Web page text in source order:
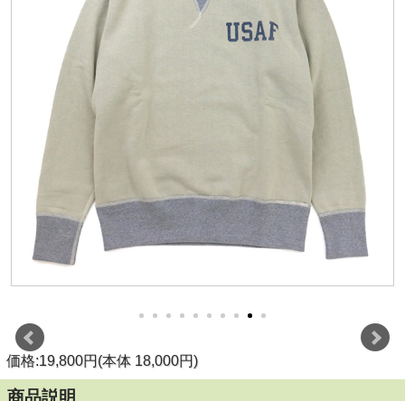
価格:19,800円(本体 18,000円)
商品説明